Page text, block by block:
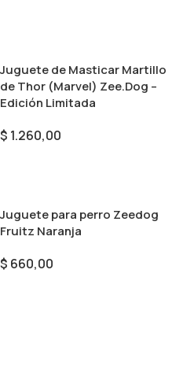
Juguete de Masticar Martillo
de Thor (Marvel) Zee.Dog –
Edición Limitada
$ 1.260,00
Juguete para perro Zeedog
Fruitz Naranja
$ 660,00